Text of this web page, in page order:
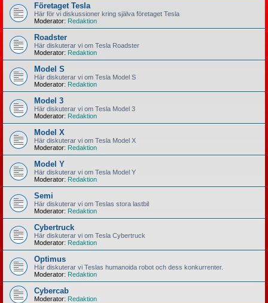
Företaget Tesla
Här för vi diskussioner kring själva företaget Tesla
Moderator: Redaktion
Roadster
Här diskuterar vi om Tesla Roadster
Moderator: Redaktion
Model S
Här diskuterar vi om Tesla Model S
Moderator: Redaktion
Model 3
Här diskuterar vi om Tesla Model 3
Moderator: Redaktion
Model X
Här diskuterar vi om Tesla Model X
Moderator: Redaktion
Model Y
Här diskuterar vi om Tesla Model Y
Moderator: Redaktion
Semi
Här diskuterar vi om Teslas stora lastbil
Moderator: Redaktion
Cybertruck
Här diskuterar vi om Tesla Cybertruck
Moderator: Redaktion
Optimus
Här diskuterar vi Teslas humanoida robot och dess konkurrenter.
Moderator: Redaktion
Cybercab
Moderator: Redaktion